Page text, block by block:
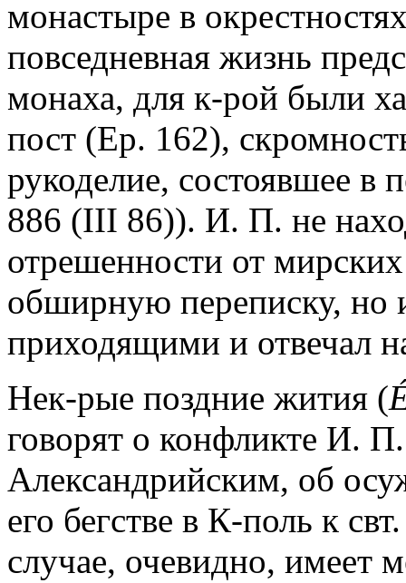
монастыре в
повседневная жизнь
монаха, для к-рой были
пост (Ep. 162),
рукоделие, состоявшее в
886 (III 86)). И. П. не
отрешенности от
обширную переписку, но
приходящими и отвечал
Нек-рые поздние жития (
говорят о конфликте И.
Александрийским, об
его бегстве в К-поль к
случае, очевидно, имеет